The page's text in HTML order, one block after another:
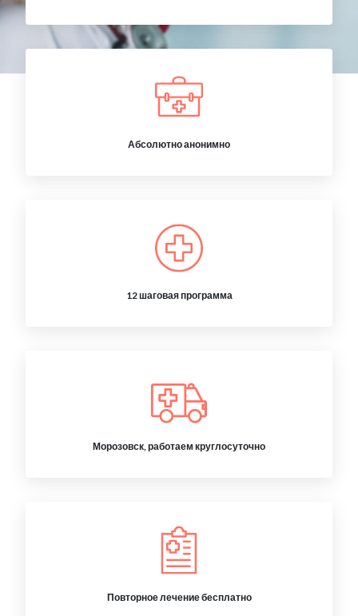
Абсолютно анонимно
12 шаговая программа
Морозовск, работаем круглосуточно
Повторное лечение бесплатно